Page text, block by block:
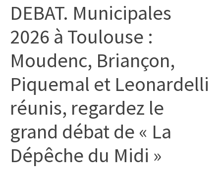
politique,
météo,
faits
et
citoyennes
DEBAT. Municipales
2026 à Toulouse :
Moudenc, Briançon,
Piquemal et Leonardelli
réunis, regardez le
grand débat de « La
Dépêche du Midi »